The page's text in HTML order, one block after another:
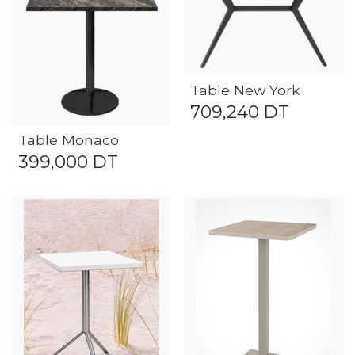
Table Monaco
399,000 DT
Table New York
709,240 DT